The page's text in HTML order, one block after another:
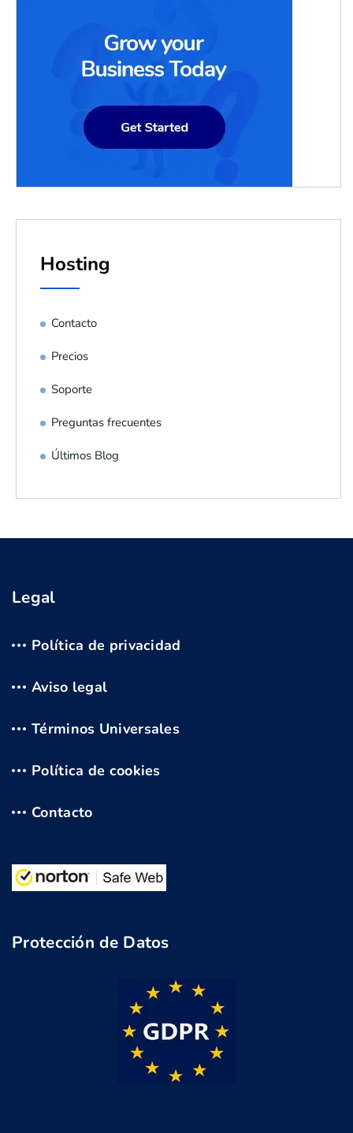
Hosting
Contacto
Precios
Soporte
Preguntas frecuentes
Últimos Blog
Legal
Política de privacidad
Aviso legal
Términos Universales
Política de cookies
Contacto
Protección de Datos